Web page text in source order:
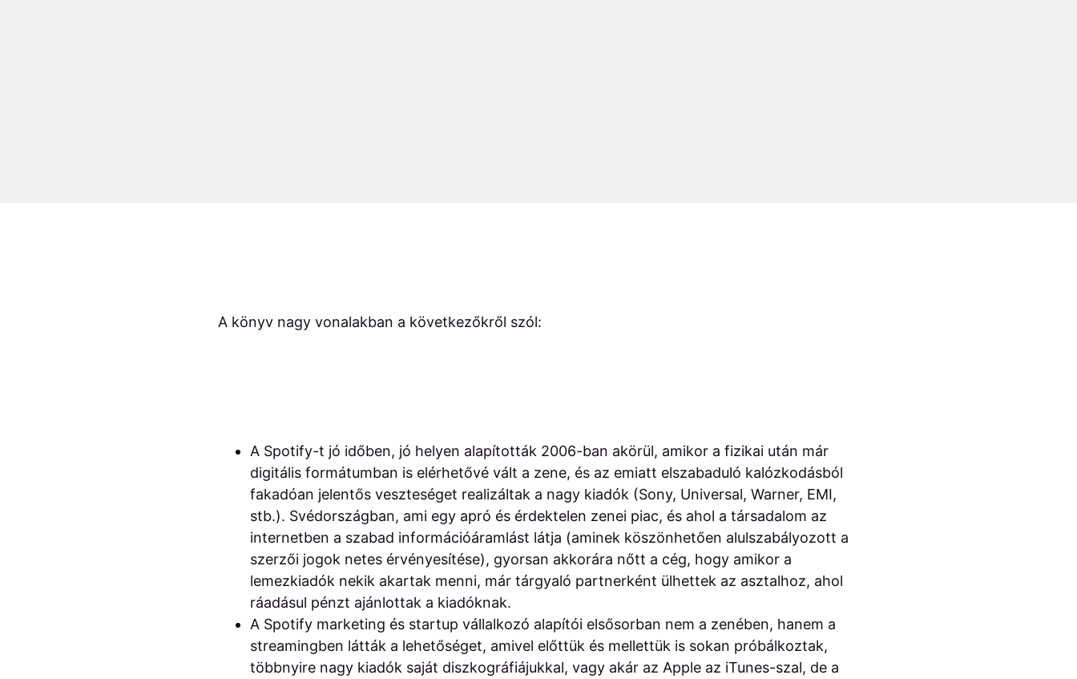
A könyv nagy vonalakban a következőkről szól:
A Spotify-t jó időben, jó helyen alapították 2006-ban akörül, amikor a fizikai után már
digitális formátumban is elérhetővé vált a zene, és az emiatt elszabaduló kalózkodásból
fakadóan jelentős veszteséget realizáltak a nagy kiadók (Sony, Universal, Warner, EMI,
stb.). Svédországban, ami egy apró és érdektelen zenei piac, és ahol a társadalom az
internetben a szabad információáramlást látja (aminek köszönhetően alulszabályozott a
szerzői jogok netes érvényesítése), gyorsan akkorára nőtt a cég, hogy amikor a
lemezkiadók nekik akartak menni, már tárgyaló partnerként ülhettek az asztalhoz, ahol
ráadásul pénzt ajánlottak a kiadóknak.
A Spotify marketing és startup vállalkozó alapítói elsősorban nem a zenében, hanem a
streamingben látták a lehetőséget, amivel előttük és mellettük is sokan próbálkoztak,
többnyire nagy kiadók saját diszkográfiájukkal, vagy akár az Apple az iTunes-szal, de a